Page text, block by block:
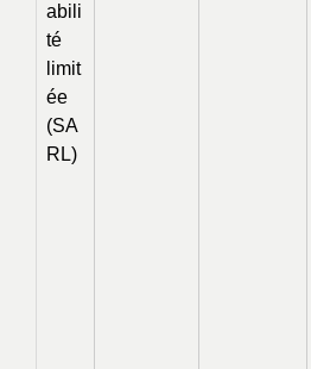
abili
té
limit
ée
(SA
RL)